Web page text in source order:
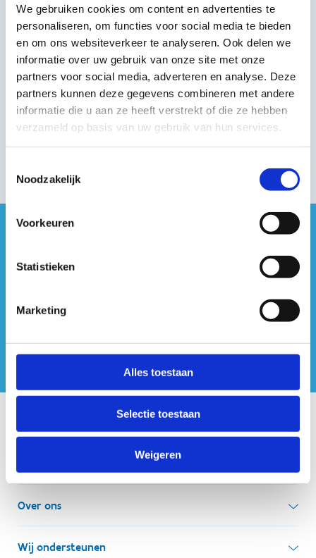
We gebruiken cookies om content en advertenties te
personaliseren, om functies voor social media te bieden
en om ons websiteverkeer te analyseren. Ook delen we
informatie over uw gebruik van onze site met onze
partners voor social media, adverteren en analyse. Deze
partners kunnen deze gegevens combineren met andere
informatie die u aan ze heeft verstrekt of die ze hebben
verzameld op basis van uw gebruik van hun services.
Noodzakelijk
Voorkeuren
Statistieken
Marketing
Alles toestaan
Selectie toestaan
Weigeren
Sport Vlaanderen Hoofdzetel
Simon Bolivarlaan 17
1000 Brussel
Over ons
Wie zijn we, wat doen we
Wij ondersteunen